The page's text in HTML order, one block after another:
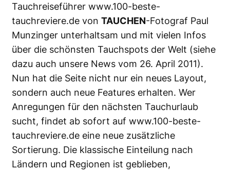
Tauchreiseführer www.100-beste-
tauchreviere.de von TAUCHEN-Fotograf Paul
Munzinger unterhaltsam und mit vielen Infos
über die schönsten Tauchspots der Welt (siehe
dazu auch unsere News vom 26. April 2011).
Nun hat die Seite nicht nur ein neues Layout,
sondern auch neue Features erhalten. Wer
Anregungen für den nächsten Tauchurlaub
sucht, findet ab sofort auf www.100-beste-
tauchreviere.de eine neue zusätzliche
Sortierung. Die klassische Einteilung nach
Ländern und Regionen ist geblieben,